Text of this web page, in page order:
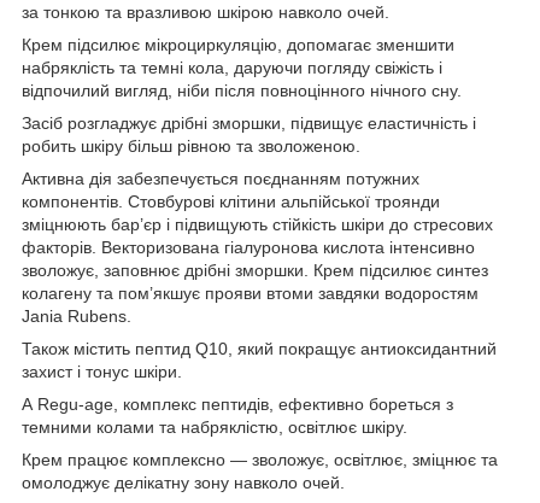
за тонкою та вразливою шкірою навколо очей.
Крем підсилює мікроциркуляцію, допомагає зменшити
набряклість та темні кола, даруючи погляду свіжість і
відпочилий вигляд, ніби після повноцінного нічного сну.
Засіб розгладжує дрібні зморшки, підвищує еластичність і
робить шкіру більш рівною та зволоженою.
Активна дія забезпечується поєднанням потужних
компонентів. Стовбурові клітини альпійської троянди
зміцнюють бар’єр і підвищують стійкість шкіри до стресових
факторів. Векторизована гіалуронова кислота інтенсивно
зволожує, заповнює дрібні зморшки. Крем підсилює синтез
колагену та пом’якшує прояви втоми завдяки водоростям
Jania Rubens.
Також містить пептид Q10, який покращує антиоксидантний
захист і тонус шкіри.
А Regu-age, комплекс пептидів, ефективно бореться з
темними колами та набряклістю, освітлює шкіру.
Крем працює комплексно — зволожує, освітлює, зміцнює та
омолоджує делікатну зону навколо очей.